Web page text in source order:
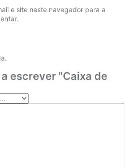
e site neste navegador para a
escrever "Caixa de